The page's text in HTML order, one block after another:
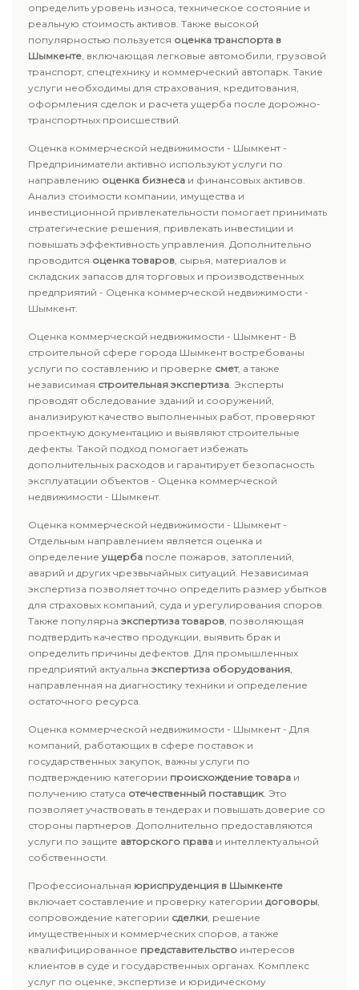
определить уровень износа, техническое состояние и
реальную стоимость активов. Также высокой
популярностью пользуется оценка транспорта в
Шымкенте, включающая легковые автомобили, грузовой
транспорт, спецтехнику и коммерческий автопарк. Такие
услуги необходимы для страхования, кредитования,
оформления сделок и расчета ущерба после дорожно-
транспортных происшествий.
Оценка коммерческой недвижимости - Шымкент -
Предприниматели активно используют услуги по
направлению оценка бизнеса и финансовых активов.
Анализ стоимости компании, имущества и
инвестиционной привлекательности помогает принимать
стратегические решения, привлекать инвестиции и
повышать эффективность управления. Дополнительно
проводится оценка товаров, сырья, материалов и
складских запасов для торговых и производственных
предприятий - Оценка коммерческой недвижимости -
Шымкент.
Оценка коммерческой недвижимости - Шымкент - В
строительной сфере города Шымкент востребованы
услуги по составлению и проверке смет, а также
независимая строительная экспертиза. Эксперты
проводят обследование зданий и сооружений,
анализируют качество выполненных работ, проверяют
проектную документацию и выявляют строительные
дефекты. Такой подход помогает избежать
дополнительных расходов и гарантирует безопасность
эксплуатации объектов - Оценка коммерческой
недвижимости - Шымкент.
Оценка коммерческой недвижимости - Шымкент -
Отдельным направлением является оценка и
определение ущерба после пожаров, затоплений,
аварий и других чрезвычайных ситуаций. Независимая
экспертиза позволяет точно определить размер убытков
для страховых компаний, суда и урегулирования споров.
Также популярна экспертиза товаров, позволяющая
подтвердить качество продукции, выявить брак и
определить причины дефектов. Для промышленных
предприятий актуальна экспертиза оборудования,
направленная на диагностику техники и определение
остаточного ресурса.
Оценка коммерческой недвижимости - Шымкент - Для
компаний, работающих в сфере поставок и
государственных закупок, важны услуги по
подтверждению категории происхождение товара и
получению статуса отечественный поставщик. Это
позволяет участвовать в тендерах и повышать доверие со
стороны партнеров. Дополнительно предоставляются
услуги по защите авторского права и интеллектуальной
собственности.
Профессиональная юриспруденция в Шымкенте
включает составление и проверку категории договоры,
сопровождение категории сделки, решение
имущественных и коммерческих споров, а также
квалифицированное представительство интересов
клиентов в суде и государственных органах. Комплекс
услуг по оценке, экспертизе и юридическому